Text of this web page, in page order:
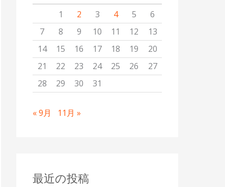
1
2 3 4 5
6
7
8 9 10 11 12
13
14
15 16 17 18 19
20
21
22 23 24 25 26
27
28
29 30 31
« 9月 11月 »
最近の投稿